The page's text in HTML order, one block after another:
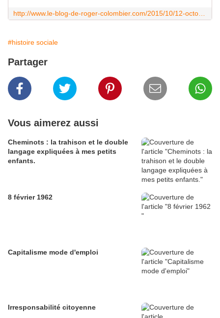
#histoire sociale
Partager
Vous aimerez aussi
Cheminots : la trahison et le double
langage expliquées à mes petits
enfants.
8 février 1962
Capitalisme mode d'emploi
Irresponsabilité citoyenne